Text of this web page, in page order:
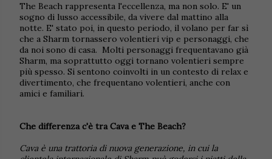
The Beach rappresenta l'eccellenza, ma non solo. E' un
sogno di lusso accessibile, da vivere dal mattino alla
notte. E' stato poi, in questo periodo, il volano per far sì
che a Sharm tornassero volentieri vip e personaggi, che
da noi sono di casa. Molti personaggi frequentavano già
Sharm, ma soprattutto oggi tornano volentieri sempre
più spesso. Si sentono coinvolti in un contesto di relax e
divertimento, che frequentano volentieri, anche con
amici e familiari.
Che differenza c'è tra Cava e The Beach?
Cava è una trattoria di nuova generazione, in cui la